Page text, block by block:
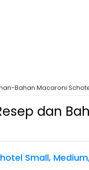
Bahan Macaroni
dan
Small,